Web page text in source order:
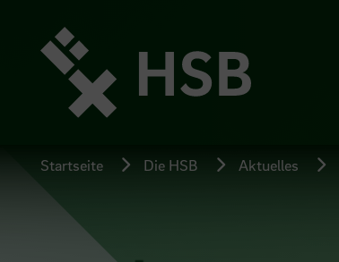
Seiteninhalt
springen
Startseite Die HSB Aktuelles